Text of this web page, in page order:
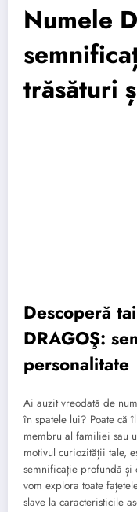
Numele
trăsături
Descoperă
DRAGOŞ:
personalitate
Ai auzit vreodată de
în spatele lui? Poate că
membru al familiei sau
motivul curiozității tale,
semnificație profundă și
vom explora toate
slave la caracteristicile